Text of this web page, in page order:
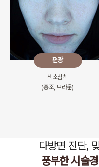
편광
색소침착
(홍조, 브라운)
다방면 진단,
풍부한 시술